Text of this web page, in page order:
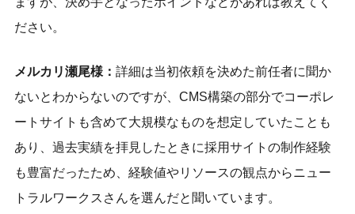
ださい。
メルカリ瀬尾様： 詳細は当初依頼を決めた前任者に聞か
ないとわからないのですが、CMS構築の部分でコーポレ
ートサイトも含めて大規模なものを想定していたことも
あり、過去実績を拝見したときに採用サイトの制作経験
も豊富だったため、経験値やリソースの観点からニュー
トラルワークスさんを選んだと聞いています。